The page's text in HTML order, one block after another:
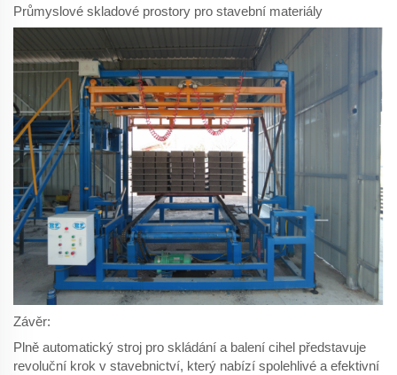
Průmyslové skladové prostory pro stavební materiály
Závěr:
Plně automatický stroj pro skládání a balení cihel představuje
revoluční krok v stavebnictví, který nabízí spolehlivé a efektivní